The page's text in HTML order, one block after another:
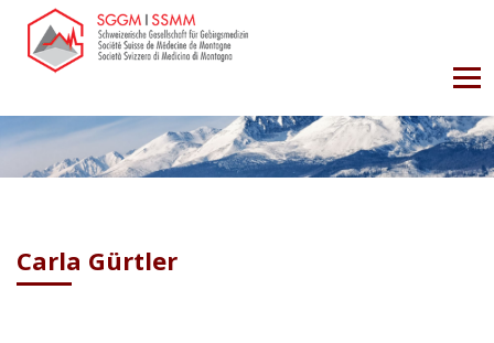
Carla Gürtler